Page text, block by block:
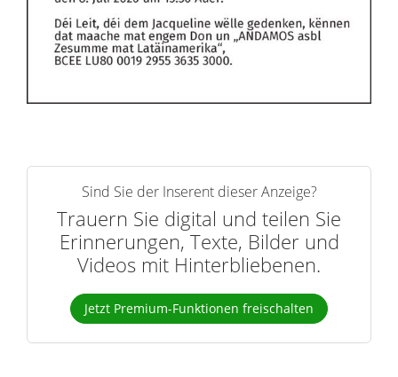
Sind Sie der Inserent dieser Anzeige?
Trauern Sie digital und teilen Sie
Erinnerungen, Texte, Bilder und
Videos mit Hinterbliebenen.
Jetzt Premium-Funktionen freischalten